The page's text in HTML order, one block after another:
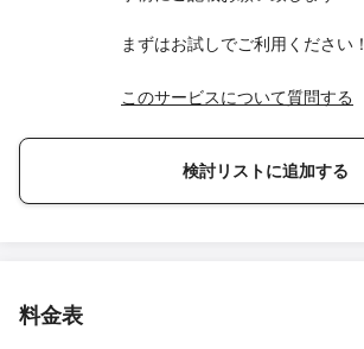
まずはお試しでご利用ください！
このサービスについて質問する
検討リストに追加する
料金表